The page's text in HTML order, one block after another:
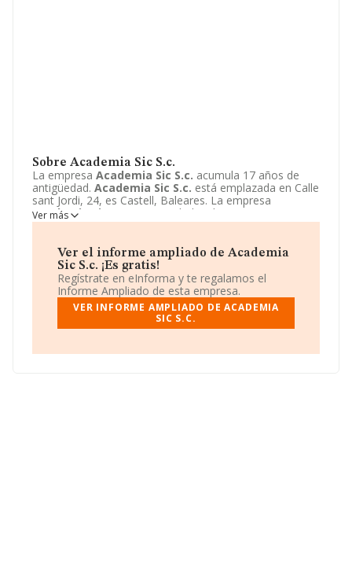
Sobre Academia Sic S.c.
La empresa Academia Sic S.c. acumula 17 años de
antigüedad. Academia Sic S.c. está emplazada en Calle
sant Jordi, 24, es Castell, Baleares. La empresa
Academia Sic S.c.
es Sociedad civil.
Ver más
Ver el informe ampliado de Academia
Sic S.c. ¡Es gratis!
Regístrate en eInforma y te regalamos el
Informe Ampliado de esta empresa.
VER INFORME AMPLIADO DE ACADEMIA
SIC S.C.